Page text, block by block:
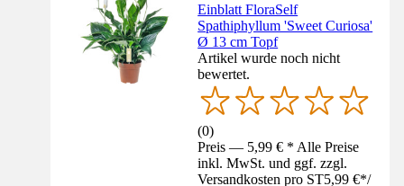
Einblatt FloraSelf
Spathiphyllum 'Sweet Curiosa'
Ø 13 cm Topf
Artikel wurde noch nicht
bewertet.
(0)
Preis — 5,99 € * Alle Preise
inkl. MwSt. und ggf. zzgl.
Versandkosten pro ST5,99 €*/